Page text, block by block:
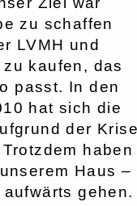
zu schaffen
LVMH und
kaufen, das
passt. In den
hat sich die
der
haben
Haus –
gehen.